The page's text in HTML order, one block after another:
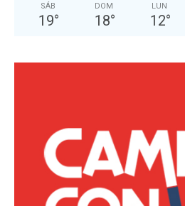
SÁB
19°
DOM
18°
LUN
12°